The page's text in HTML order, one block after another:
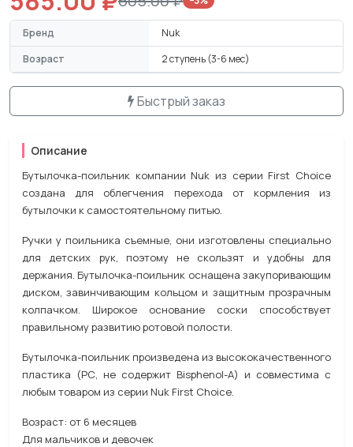
Бренд
Nuk
Возраст
2 ступень (3-6 мес)
Быстрый заказ
Описание
Бутылочка-поильник компании Nuk из серии First Choice
создана для облегчения перехода от кормления из
бутылочки к самостоятельному питью.
Ручки у поильника съемные, они изготовлены специально
для детских рук, поэтому не скользят и удобны для
держания. Бутылочка-поильник оснащена закупоривающим
диском, завинчивающим кольцом и защитным прозрачным
колпачком. Широкое основание соски способствует
правильному развитию ротовой полости.
Бутылочка-поильник произведена из высококачественного
пластика (РС, не содержит Bisphenol-A) и совместима с
любым товаром из серии Nuk First Choice.
Возраст: от 6 месяцев
Для мальчиков и девочек